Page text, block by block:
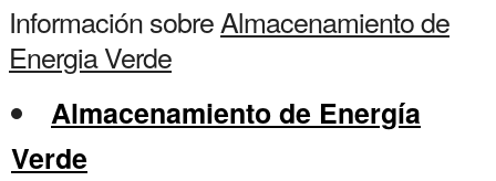
Información sobreAlmacenamiento de
Energia Verde
Almacenamiento de Energía
Verde